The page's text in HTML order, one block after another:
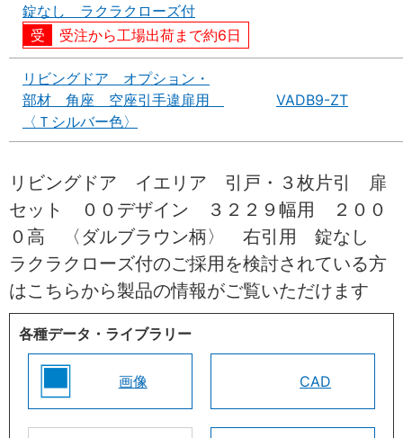
錠なし ラクラクローズ付
受注から工場出荷まで約6日
リビングドア オプション・
部材 角座 空座引手違扉用
〈Ｔシルバー色〉
VADB9-ZT
リビングドア イエリア 引戸・３枚片引 扉
セット ００デザイン ３２２９幅用 ２００
０高 〈ダルブラウン柄〉 右引用 錠なし
ラクラクローズ付のご採用を検討されている方
はこちらから製品の情報がご覧いただけます
各種データ・ライブラリー
画像 CAD